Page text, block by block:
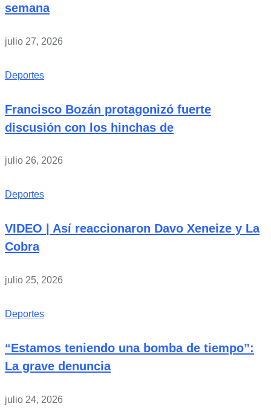
semana
julio 27, 2026
Deportes
Francisco Bozán protagonizó fuerte
discusión con los hinchas de
julio 26, 2026
Deportes
VIDEO | Así reaccionaron Davo Xeneize y La
Cobra
julio 25, 2026
Deportes
“Estamos teniendo una bomba de tiempo”:
La grave denuncia
julio 24, 2026